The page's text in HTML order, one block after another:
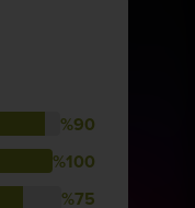
%90
%100
%75